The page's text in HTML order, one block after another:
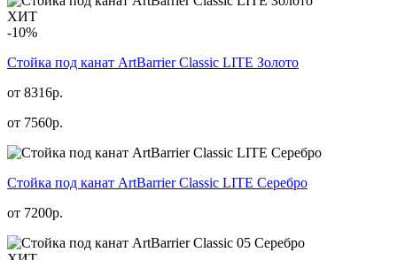
ХИТ
-10%
Стойка под канат ArtBarrier Classic LITE Золото
от 8316р.
от 7560р.
Стойка под канат ArtBarrier Classic LITE Серебро
от 7200р.